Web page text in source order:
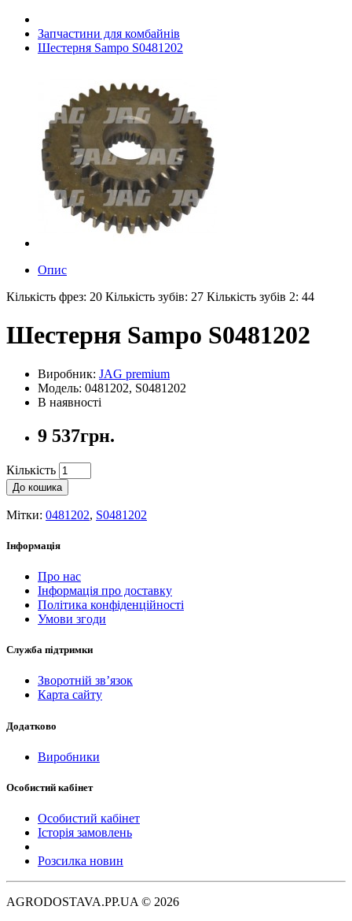
Запчастини для комбайнів
Шестерня Sampo S0481202
Опис
Кількість фрез: 20 Кількість зубів: 27 Кількість зубів 2: 44
Шестерня Sampo S0481202
Виробник: JAG premium
Модель: 0481202, S0481202
В наявності
9 537грн.
Кількість
До кошика
Мітки: 0481202, S0481202
Інформація
Про нас
Інформація про доставку
Політика конфіденційності
Умови згоди
Служба підтримки
Зворотній зв’язок
Карта сайту
Додатково
Виробники
Особистий кабінет
Особистий кабінет
Історія замовлень
Розсилка новин
AGRODOSTAVA.PP.UA © 2026